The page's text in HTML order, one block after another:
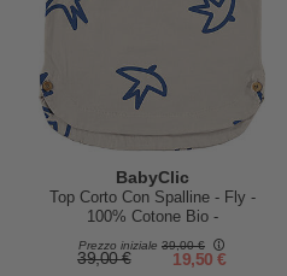
BabyClic
Top Corto Con Spalline - Fly -
100% Cotone Bio -
Prezzo iniziale 39,00 €
39,00 € 19,50 €